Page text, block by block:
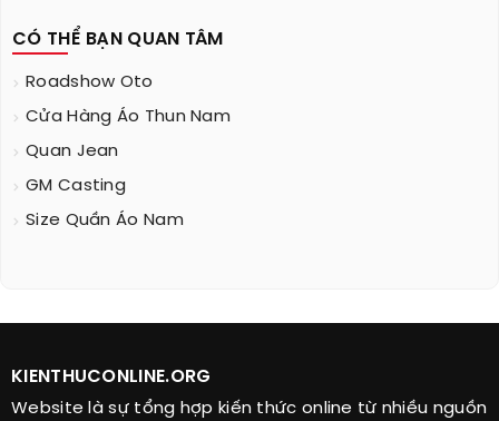
CÓ THỂ BẠN QUAN TÂM
Roadshow Oto
Cửa Hàng Áo Thun Nam
Quan Jean
GM Casting
Size Quần Áo Nam
KIENTHUCONLINE.ORG
Website là sự tổng hợp kiến thức online từ nhiều nguồn